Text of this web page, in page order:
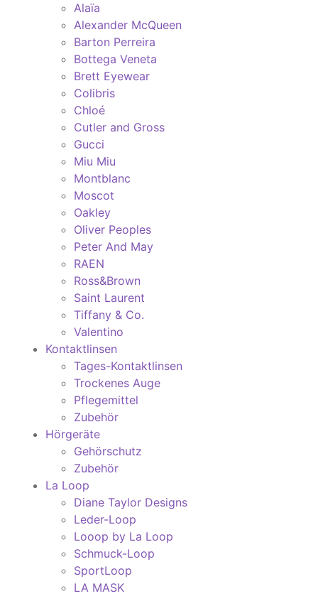
Alaïa
Alexander McQueen
Barton Perreira
Bottega Veneta
Brett Eyewear
Colibris
Chloé
Cutler and Gross
Gucci
Miu Miu
Montblanc
Moscot
Oakley
Oliver Peoples
Peter And May
RAEN
Ross&Brown
Saint Laurent
Tiffany & Co.
Valentino
Kontaktlinsen
Tages-Kontaktlinsen
Trockenes Auge
Pflegemittel
Zubehör
Hörgeräte
Gehörschutz
Zubehör
La Loop
Diane Taylor Designs
Leder-Loop
Looop by La Loop
Schmuck-Loop
SportLoop
LA MASK